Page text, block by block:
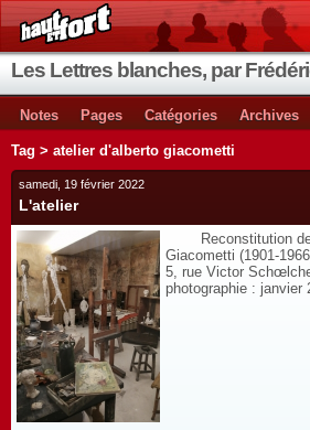
Les Lettres blanches, par
Notes Pages Catégories Archives
Tag > atelier d'alberto giacometti
samedi, 19 février 2022
L'atelier
Reconstitution de
Giacometti (1901-
5, rue Victor
photographie :